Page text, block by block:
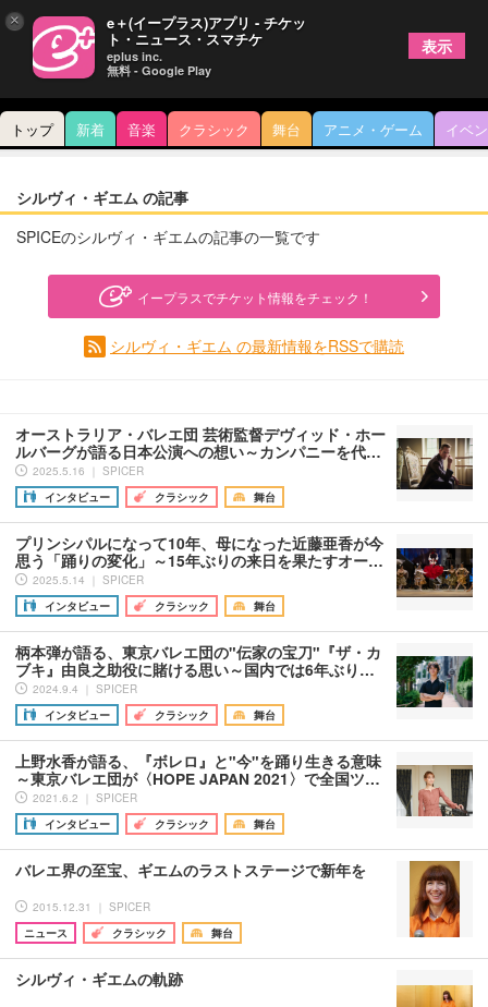
トップ 新着 音楽 クラシック 舞台 アニメ・ゲーム イベ
シルヴィ・ギエム の記事
SPICEのシルヴィ・ギエムの記事の一覧です
イープラスでチケット情報をチェック！
シルヴィ・ギエム の最新情報をRSSで購読
オーストラリア・バレエ団 芸術監督デヴィッド・ホー
ルバーグが語る日本公演への想い～カンパニーを代…
2025.5.16 ｜ SPICER
インタビュー
クラシック 舞台
プリンシパルになって10年、母になった近藤亜香が今
思う「踊りの変化」～15年ぶりの来日を果たすオー…
2025.5.14 ｜ SPICER
インタビュー
クラシック 舞台
柄本弾が語る、東京バレエ団の"伝家の宝刀"『ザ・カ
ブキ』由良之助役に賭ける思い～国内では6年ぶり…
2024.9.4 ｜ SPICER
インタビュー
クラシック 舞台
上野水香が語る、『ボレロ』と"今"を踊り生きる意味
～東京バレエ団が〈HOPE JAPAN 2021〉で全国ツ…
2021.6.2 ｜ SPICER
インタビュー
クラシック 舞台
バレエ界の至宝、ギエムのラストステージで新年を
2015.12.31 ｜ SPICER
ニュース
クラシック 舞台
シルヴィ・ギエムの軌跡
× e＋(イープラス)アプリ - チケッ
ト・ニュース・スマチケ
eplus inc.
無料 - Google Play
表示